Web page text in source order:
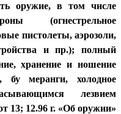
оружие, в том числе
(огнестрельное
пистолеты, аэрозоли,
и пр.); полный
хранение и ношение
бу меранги, холодное
лезвием
13; 12.96 г. «Об оружии»